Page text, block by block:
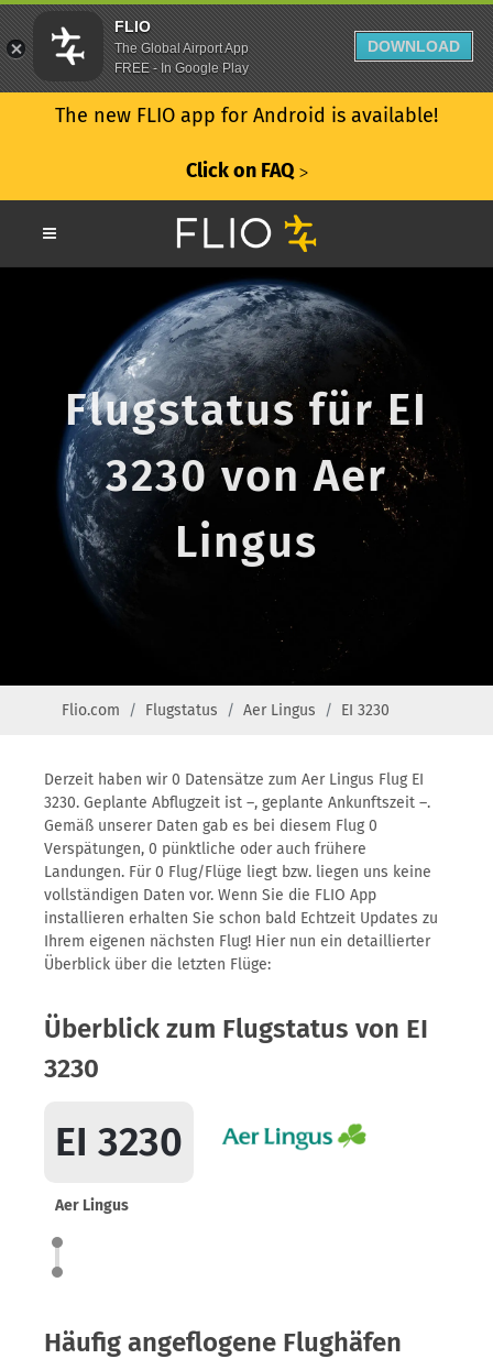
The new FLIO app for Android is available!
Click on FAQ ᐳ
Flugstatus für EI
3230 von Aer
Lingus
Flio.com Flugstatus Aer Lingus EI 3230
Derzeit haben wir 0 Datensätze zum Aer Lingus Flug EI
3230. Geplante Abflugzeit ist –, geplante Ankunftszeit –.
Gemäß unserer Daten gab es bei diesem Flug 0
Verspätungen, 0 pünktliche oder auch frühere
Landungen. Für 0 Flug/Flüge liegt bzw. liegen uns keine
vollständigen Daten vor. Wenn Sie die FLIO App
installieren erhalten Sie schon bald Echtzeit Updates zu
Ihrem eigenen nächsten Flug! Hier nun ein detaillierter
Überblick über die letzten Flüge:
Überblick zum Flugstatus von EI
3230
EI 3230
Aer Lingus
Häufig angeflogene Flughäfen
FLIO
The Global Airport App
FREE - In Google Play
DOWNLOAD